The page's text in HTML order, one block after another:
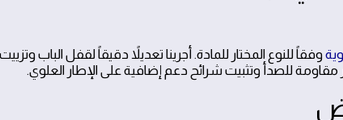
وفقاً للنوع المختار للمادة. أجرينا تعديلاً دقيقاً لقفل الباب
للصدأ وتثبيت شرائح دعم إضافية على الإطار العلوي.